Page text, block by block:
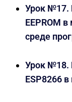
Урок №17.
EEPROM
среде
Урок №18.
ESP8266